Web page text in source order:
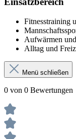
Fitnesstraining
Aufwärmen
Alltag und
Menü schließen
0 von 0 Bewertungen